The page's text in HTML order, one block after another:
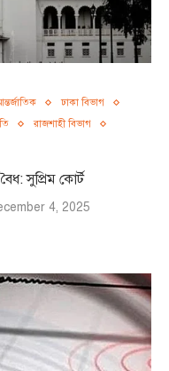
ঢাকা বিভাগ
রাজশাহী বিভাগ
সুপ্রিম কোর্ট
4, 2025